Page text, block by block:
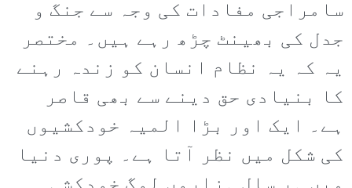
سامراجی مفادات کی وجہ سے جنگ و
جدل کی بھینٹ چڑھ رہے ہیں۔ مختصر
یہ کہ یہ نظام انسان کو زندہ رہنے
کا بنیادی حق دینے سے بھی قاصر
ہے۔ ایک اور بڑا المیہ خودکشیوں
کی شکل میں نظر آتا ہے۔ پوری دنیا